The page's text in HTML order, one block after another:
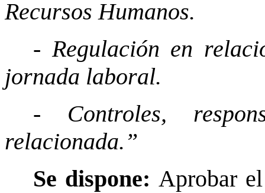
Recursos Humanos.
- Regulación en
jornada laboral.
- Controles,
relacionada.”
Se dispone: Aprobar